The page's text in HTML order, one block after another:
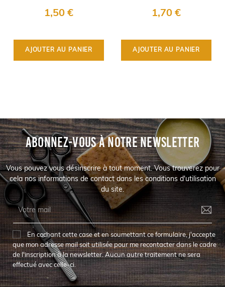
1,50 €
AJOUTER AU PANIER
1,70 €
AJOUTER AU PANIER
ABONNEZ-VOUS À NOTRE NEWSLETTER
Vous pouvez vous désinscrire à tout moment. Vous trouverez pour
cela nos informations de contact dans les conditions d'utilisation
du site.
En cochant cette case et en soumettant ce formulaire, j'accepte
que mon adresse mail soit utilisée pour me recontacter dans le cadre
de l'inscription à la newsletter. Aucun autre traitement ne sera
effectué avec celle-ci.